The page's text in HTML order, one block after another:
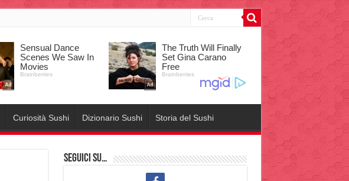
Curiosità Sushi Dizionario Sushi Storia del Sushi
Seguici su…